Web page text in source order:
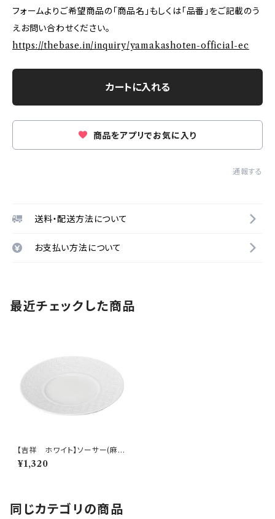
フォームよりご希望商品の「商品名」もしくは「品番」をご記載のう
えお問い合わせください。
https://thebase.in/inquiry/yamakashoten-official-ec
カートに入れる
商品をアプリでお気に入り
通報する
送料・配送方法について
お支払い方法について
最近チェックした商品
【吉祥 ホワイト】ソーサー(麻の
葉)【YMK160】YMK161-28S
¥1,320
同じカテゴリの商品